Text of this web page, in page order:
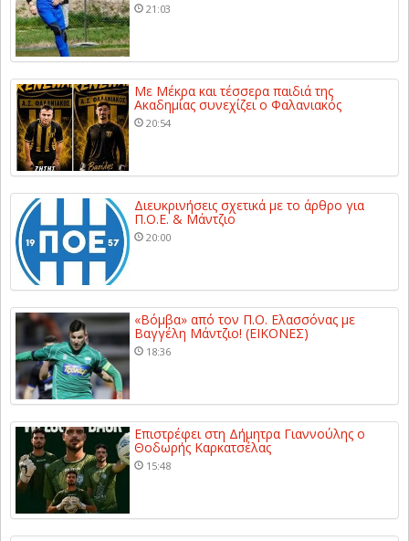
21:03
Με Μέκρα και τέσσερα παιδιά της
Ακαδημίας συνεχίζει ο Φαλανιακός
20:54
Διευκρινήσεις σχετικά με το άρθρο για
Π.Ο.Ε. & Μάντζιο
20:00
«Βόμβα» από τον Π.Ο. Ελασσόνας με
Βαγγέλη Μάντζιο! (ΕΙΚΟΝΕΣ)
18:36
Επιστρέφει στη Δήμητρα Γιαννούλης ο
Θοδωρής Καρκατσέλας
15:48